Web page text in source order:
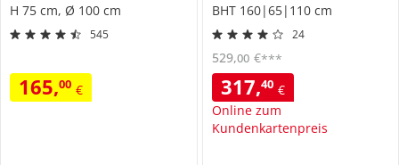
H 75 cm, Ø 100 cm
545
165,00 €
BHT 160|65|110 cm
24
317,40 €
Online zum
Kundenkartenpreis
529,00 €***